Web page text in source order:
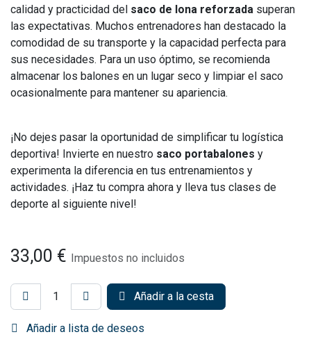
calidad y practicidad del saco de lona reforzada superan
las expectativas. Muchos entrenadores han destacado la
comodidad de su transporte y la capacidad perfecta para
sus necesidades. Para un uso óptimo, se recomienda
almacenar los balones en un lugar seco y limpiar el saco
ocasionalmente para mantener su apariencia.
¡No dejes pasar la oportunidad de simplificar tu logística
deportiva! Invierte en nuestro saco portabalones y
experimenta la diferencia en tus entrenamientos y
actividades. ¡Haz tu compra ahora y lleva tus clases de
deporte al siguiente nivel!
33,00 € Impuestos no incluidos
Añadir a la cesta
Añadir a lista de deseos